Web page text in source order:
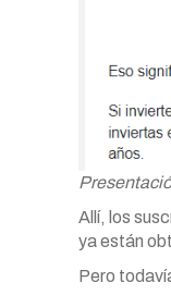
Allí, los
ya están
Pero